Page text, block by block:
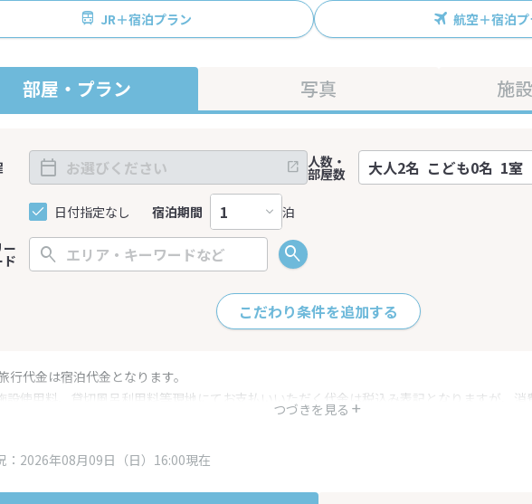
JR＋宿泊プラン 航空＋宿泊プ
部屋・プラン 写真 施
日付指定なし 宿泊期間 泊
人数・
部屋数
ー
ド
こだわり条件を追加する
つづきを見る
行代金は宿泊代金となります。
設使用料、貸切風呂利用料等現地にてお支払いいただく代金は税込み表記となりますが、
：2026年08月09日（日）16:00現在